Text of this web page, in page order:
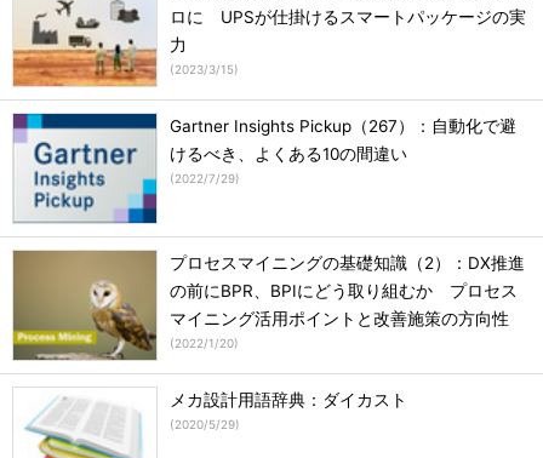
ロに UPSが仕掛けるスマートパッケージの実
力
(2023/3/15)
Gartner Insights Pickup（267）：自動化で避
けるべき、よくある10の間違い
(2022/7/29)
プロセスマイニングの基礎知識（2）：DX推進
の前にBPR、BPIにどう取り組むか プロセス
マイニング活用ポイントと改善施策の方向性
(2022/1/20)
メカ設計用語辞典：ダイカスト
(2020/5/29)